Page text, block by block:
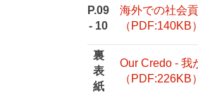
P.09
- 10
海外での社会
（PDF:140KB）
裏
表
紙
Our Credo - 我
（PDF:226KB）